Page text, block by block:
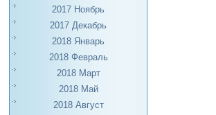
2017 Ноябрь
2017 Декабрь
2018 Январь
2018 Февраль
2018 Март
2018 Май
2018 Август